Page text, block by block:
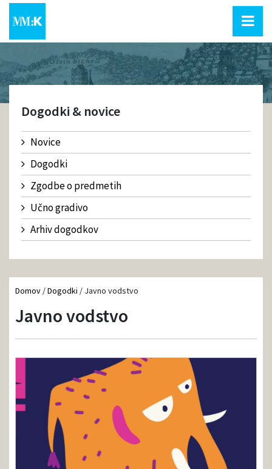
Dogodki & novice
Novice
Dogodki
Zgodbe o predmetih
Učno gradivo
Arhiv dogodkov
Domov /Dogodki / Javno vodstvo
Javno vodstvo